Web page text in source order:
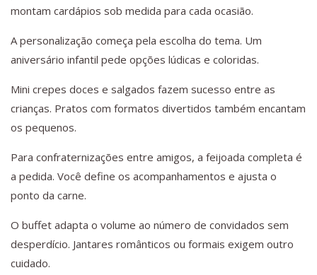
montam cardápios sob medida para cada ocasião.
A personalização começa pela escolha do tema. Um
aniversário infantil pede opções lúdicas e coloridas.
Mini crepes doces e salgados fazem sucesso entre as
crianças. Pratos com formatos divertidos também encantam
os pequenos.
Para confraternizações entre amigos, a feijoada completa é
a pedida. Você define os acompanhamentos e ajusta o
ponto da carne.
O buffet adapta o volume ao número de convidados sem
desperdício. Jantares românticos ou formais exigem outro
cuidado.